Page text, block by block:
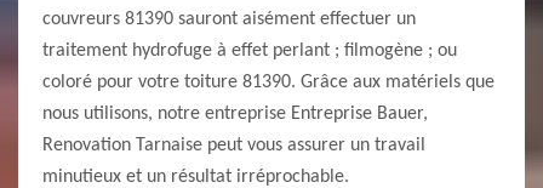
couvreurs 81390 sauront aisément effectuer un
traitement hydrofuge à effet perlant ; filmogène ; ou
coloré pour votre toiture 81390. Grâce aux matériels que
nous utilisons, notre entreprise Entreprise Bauer,
Renovation Tarnaise peut vous assurer un travail
minutieux et un résultat irréprochable.